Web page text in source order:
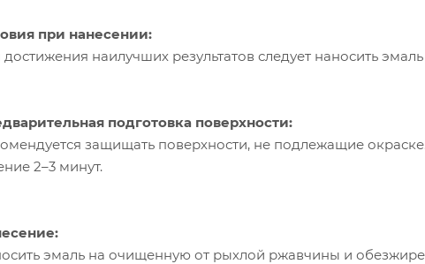
при нанесении:
наилучших результатов следует наносить
подготовка поверхности:
защищать поверхности, не подлежащие
2–3 минут.
эмаль на очищенную от рыхлой ржавчины и